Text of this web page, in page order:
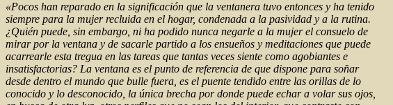
«Pocos han reparado en la significación que la ventanera tuvo entonces y ha tenido
siempre para la mujer recluida en el hogar, condenada a la pasividad y a la rutina.
¿Quién puede, sin embargo, ni ha podido nunca negarle a la mujer el consuelo de
mirar por la ventana y de sacarle partido a los ensueños y meditaciones que puede
acarrearle esta tregua en las tareas que tantas veces siente como agobiantes e
insatisfactorias? La ventana es el punto de referencia de que dispone para soñar
desde dentro el mundo que bulle fuera, es el puente tendido entre las orillas de lo
conocido y lo desconocido, la única brecha por donde puede echar a volar sus ojos,